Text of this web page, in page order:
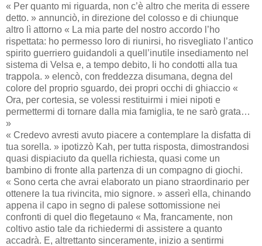
« Per quanto mi riguarda, non c’è altro che merita di essere
detto. » annunciò, in direzione del colosso e di chiunque
altro lì attorno « La mia parte del nostro accordo l’ho
rispettata: ho permesso loro di riunirsi, ho risvegliato l’antico
spirito guerriero guidandoli a quell’inutile insediamento nel
sistema di Velsa e, a tempo debito, li ho condotti alla tua
trappola. » elencò, con freddezza disumana, degna del
colore del proprio sguardo, dei propri occhi di ghiaccio «
Ora, per cortesia, se volessi restituirmi i miei nipoti e
permettermi di tornare dalla mia famiglia, te ne sarò grata…
»
« Credevo avresti avuto piacere a contemplare la disfatta di
tua sorella. » ipotizzò Kah, per tutta risposta, dimostrandosi
quasi dispiaciuto da quella richiesta, quasi come un
bambino di fronte alla partenza di un compagno di giochi.
« Sono certa che avrai elaborato un piano straordinario per
ottenere la tua rivincita, mio signore. » asserì ella, chinando
appena il capo in segno di palese sottomissione nei
confronti di quel dio flegetauno « Ma, francamente, non
coltivo astio tale da richiedermi di assistere a quanto
accadrà. E, altrettanto sinceramente, inizio a sentirmi